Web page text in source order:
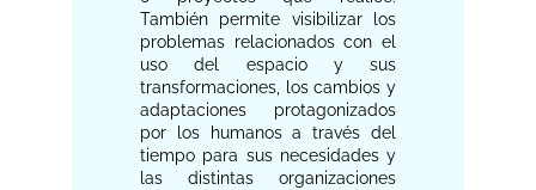
También permite visibilizar los
problemas relacionados con el
uso del espacio y sus
transformaciones, los cambios y
adaptaciones protagonizados
por los humanos a través del
tiempo para sus necesidades y
las distintas organizaciones